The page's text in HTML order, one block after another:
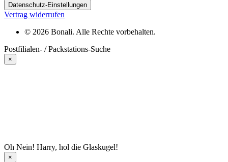
Datenschutz-Einstellungen
Vertrag widerrufen
© 2026 Bonali. Alle Rechte vorbehalten.
Postfilialen- / Packstations-Suche
×
Oh Nein! Harry, hol die Glaskugel!
×